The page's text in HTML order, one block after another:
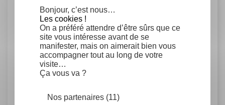
Bonjour, c’est nous…
Les cookies !
On a préféré attendre d’être sûrs que ce
site vous intéresse avant de se
manifester, mais on aimerait bien vous
accompagner tout au long de votre
visite…
Ça vous va ?
Nos partenaires (11)
Rusticité
Semi-rustique, -2/0° C maximum
Conditionnement